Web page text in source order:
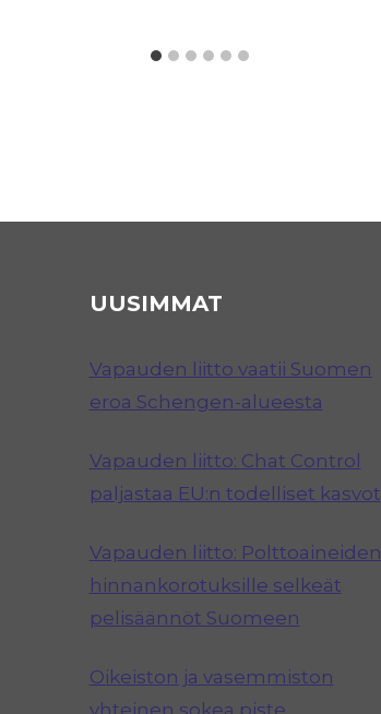
UUSIMMAT
Vapauden liitto vaatii Suomen
eroa Schengen-alueesta
Vapauden liitto: Chat Control
paljastaa EU:n todelliset kasvot
Vapauden liitto: Polttoaineiden
hinnankorotuksille selkeät
pelisäännöt Suomeen
Oikeiston ja vasemmiston